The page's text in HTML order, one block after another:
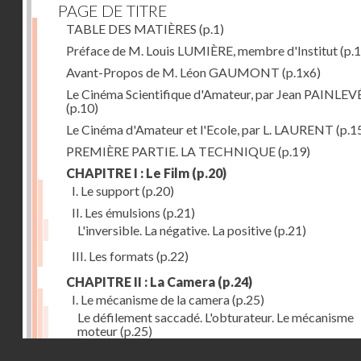
PAGE DE TITRE
TABLE DES MATIÈRES (p.1)
Préface de M. Louis LUMIÈRE, membre d'Institut
Avant-Propos de M. Léon GAUMONT (p.1x6)
Le Cinéma Scientifique d'Amateur, par Jean
(p.10)
Le Cinéma d'Amateur et l'Ecole, par L. LAURENT
PREMIÈRE PARTIE. LA TECHNIQUE(p.19)
CHAPITRE I : Le Film (p.20)
I. Le support(p.20)
II. Les émulsions (p.21)
L'inversible. La négative. La positive(p.21)
III. Les formats (p.22)
CHAPITRE II : La Camera (p.24)
I. Le mécanisme de la camera(p.25)
Le défilement saccadé. L'obturateur. Le mécanisme
moteur(p.25)